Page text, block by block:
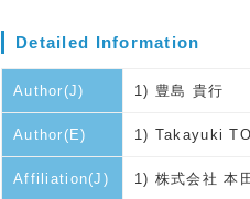
Detailed Information
Author(J) 1) 豊島 貴行
Author(E) 1) Takayuki
Affiliation(J) 1) 株式会社 本